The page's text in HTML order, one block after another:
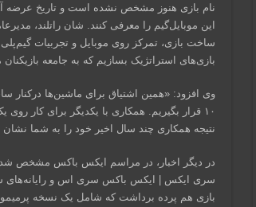
نام بازی هنوز مشخص نشده است و تاریخ عرضه
این موبایل‌گیم را معرفی کنند. شان راتلند،
ساخت بازی، تمرکز روی موبایل و تجربیات
بازی‌های استراتژیک بسازیم که به جامعه
وی افزود: «همین اشتیاق برای ماشین‌ها درکنار
۱۰ قرار بگیریم. همکاری با یکدیگر برای کار
نتیجه همکاری چند سال اخیر خود را به شما نشان
سری ایکس | ایکس باکس سری اس و رایانه‌های
بازی هم پرده برداشت که شامل یک نسخه پرمیموم ۹۹.۹۹ دلاری است که پنج روز زودتر عرضه